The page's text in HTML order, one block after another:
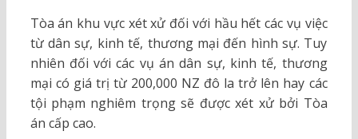
Tòa án khu vực xét xử đối với hầu hết các vụ việc
từ dân sự, kinh tế, thương mại đến hình sự. Tuy
nhiên đối với các vụ án dân sự, kinh tế, thương
mại có giá trị từ 200,000 NZ đô la trở lên hay các
tội phạm nghiêm trọng sẽ được xét xử bởi Tòa
án cấp cao.